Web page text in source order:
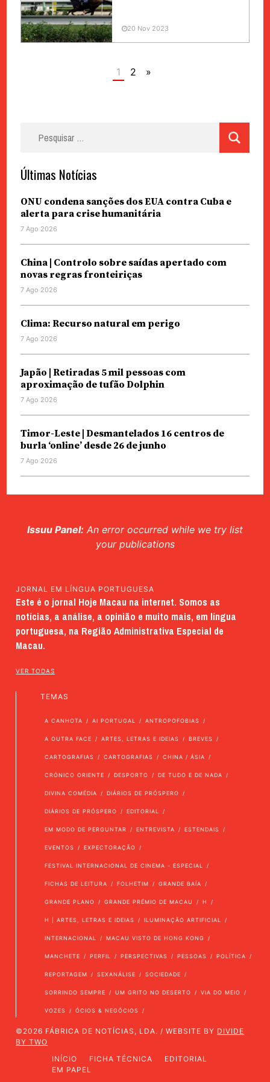
20 Nov 2023
1 2 »
Últimas Notícias
ONU condena sanções dos EUA contra Cuba e
alerta para crise humanitária
7 Ago 2026
China | Controlo sobre saídas apertado com
novas regras fronteiriças
7 Ago 2026
Clima: Recurso natural em perigo
7 Ago 2026
Japão | Retiradas 5 mil pessoas com
aproximação de tufão Dolphin
7 Ago 2026
Timor-Leste | Desmantelados 16 centros de
burla ‘online’ desde 26 de junho
7 Ago 2026
Issuu Panel: An error occurred while we try list
your publications
JORNAL EM LÍNGUA PORTUGUESA
Este é o jornal Hoje Macau na internet. Somos as
notícias, a análise, a opinião e muito mais, em língua
portuguesa, na Região Administrativa Especial de
Macau.
VER TODAS
TEMAS
A CANHOTA AI PORTUGAL ANTROPOFOBIAS
A OUTRA FACE ARTES, LETRAS E IDEIAS BREVES
CARTOGRAFIAS CARTOGRAFIAS CHINA / ÁSIA
CRÓNICO ORIENTE DESPORTO DE TUDO E DE NADA
DIVINA COMÉDIA DIÁRIOS DE PRÓSPERO
DIÁRIOS DE PRÓSPERO EDITORIAL
EM MODO DE PERGUNTAR ENTREVISTA ESTENDAIS
EVENTOS EXPECTORAÇÃO
FESTIVAL INTERNACIONAL DE CINEMA - ESPECIAL
FICHAS DE LEITURA FOLHETIM GRANDE BAÍA
GRANDE PLANO GRANDE PRÉMIO DE MACAU H
H | ARTES, LETRAS E IDEIAS ILUMINAÇÃO ARTIFICIAL
INTERNACIONAL MACAU VISTO DE HONG KONG
MANCHETE PERFIL PERSPECTIVAS PESSOAS POLÍTICA
REPORTAGEM SEXANÁLISE SOCIEDADE
SORRINDO SEMPRE UM GRITO NO DESERTO VIA DO MEIO
VOZES ÓCIOS & NEGÓCIOS
©2026 FÁBRICA DE NOTÍCIAS, LDA. / WEBSITE BY DIVIDE
BY TWO
INÍCIO
FICHA TÉCNICA
EDITORIAL
EM PAPEL